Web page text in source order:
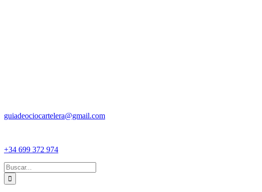
guiadeociocartelera@gmail.com
+34 699 372 974
Buscar: